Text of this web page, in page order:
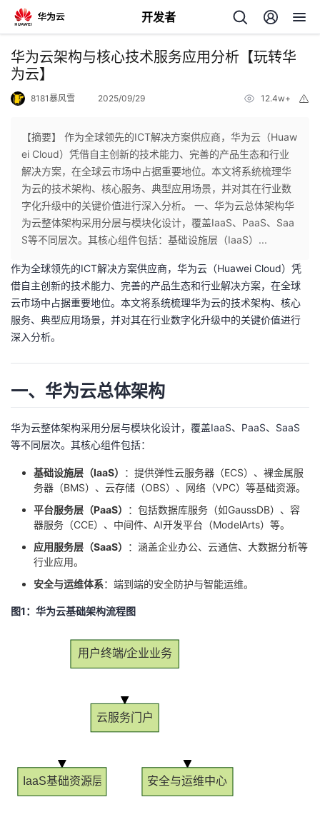
开发者
返
回
个
人
主
页
我
的
开
发
者
博
客
的
论
坛
我
的
圈
子
我
的
直
播
我
的
活
动
我
的
关
我
堂
我
我
华为云架构与核心技术服务应用分析【玩转华
为云】
8181暴风雪 2025/09/29 12.4w+
【摘要】 作为全球领先的ICT解决方案供应商，华为云（Huaw
ei Cloud）凭借自主创新的技术能力、完善的产品生态和行业
解决方案，在全球云市场中占据重要地位。本文将系统梳理华
为云的技术架构、核心服务、典型应用场景，并对其在行业数
字化升级中的关键价值进行深入分析。 一、华为云总体架构华
为云整体架构采用分层与模块化设计，覆盖IaaS、PaaS、Saa
S等不同层次。其核心组件包括：基础设施层（IaaS）...
作为全球领先的ICT解决方案供应商，华为云（Huawei Cloud）凭
借自主创新的技术能力、完善的产品生态和行业解决方案，在全球
云市场中占据重要地位。本文将系统梳理华为云的技术架构、核心
服务、典型应用场景，并对其在行业数字化升级中的关键价值进行
深入分析。
一、华为云总体架构
华为云整体架构采用分层与模块化设计，覆盖IaaS、PaaS、SaaS
等不同层次。其核心组件包括：
基础设施层（IaaS）
：提供弹性云服务器（ECS）、裸金属服
务器（BMS）、云存储（OBS）、网络（VPC）等基础资源。
平台服务层（PaaS）
：包括数据库服务（如GaussDB）、容
器服务（CCE）、中间件、AI开发平台（ModelArts）等。
应用服务层（SaaS）
：涵盖企业办公、云通信、大数据分析等
行业应用。
安全与运维体系：端到端的安全防护与智能运维。
图1：华为云基础架构流程图
用户终端/企业业务
云服务门户
IaaS基础资源层 安全与运维中心